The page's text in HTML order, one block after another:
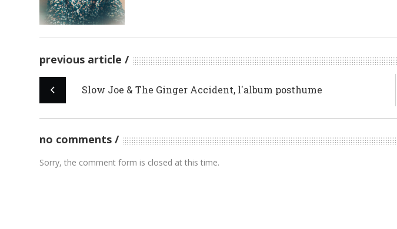
previous article
Slow Joe & The Ginger Accident, l'album posthume
no comments
Sorry, the comment form is closed at this time.